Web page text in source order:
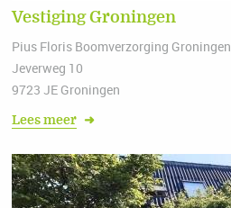
Vestiging Groningen
Pius Floris Boomverzorging Groningen
Jeverweg 10
9723 JE Groningen
Lees meer ➜